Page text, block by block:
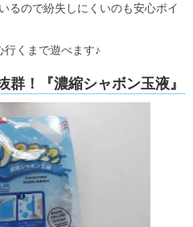
るので紛失しにくいのも安心ポイ
くまで遊べます♪
群！『濃縮シャボン玉液』